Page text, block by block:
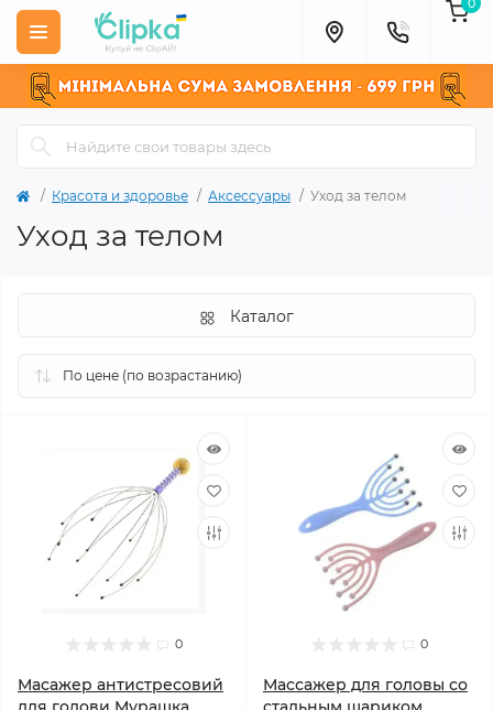
Красота и здоровье Аксессуары Уход за телом
Уход за телом
Каталог
0
Масажер антистресовий
0
Массажер для головы со